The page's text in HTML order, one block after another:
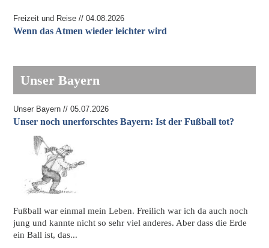
Freizeit und Reise // 04.08.2026
Wenn das Atmen wieder leichter wird
Unser Bayern
Unser Bayern // 05.07.2026
Unser noch unerforschtes Bayern: Ist der Fußball tot?
Fußball war einmal mein Leben. Freilich war ich da auch noch
jung und kannte nicht so sehr viel anderes. Aber dass die Erde
ein Ball ist, das...